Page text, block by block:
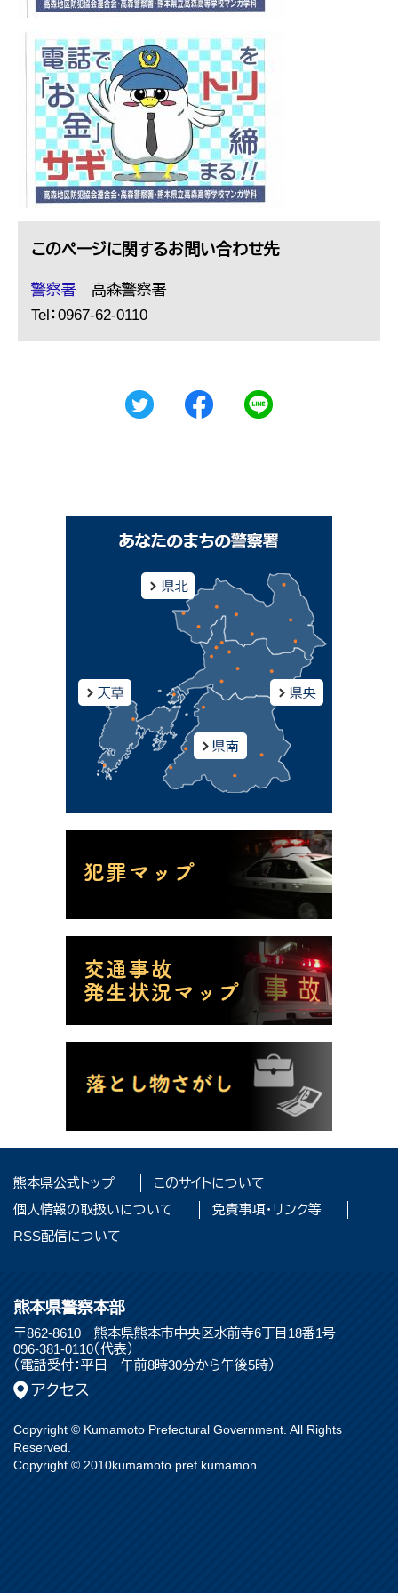
このページに関するお問い合わせ先
警察署
高森警察署
Tel：0967-62-0110
熊本県公式トップ
このサイトについて
個人情報の取扱いについて
免責事項・リンク等
RSS配信について
熊本県警察本部
〒862-8610 熊本県熊本市中央区水前寺6丁目18番1号
096-381-0110（代表）
（電話受付：平日 午前8時30分から午後5時）
アクセス
Copyright © Kumamoto Prefectural Government. All Rights
Reserved.
Copyright © 2010kumamoto pref.kumamon